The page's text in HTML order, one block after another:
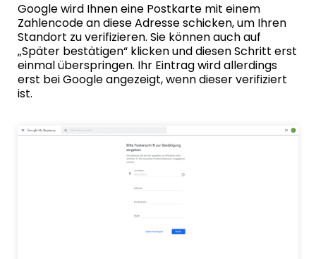
Google wird Ihnen eine Postkarte mit einem
Zahlencode an diese Adresse schicken, um Ihren
Standort zu verifizieren. Sie können auch auf
„Später bestätigen“ klicken und diesen Schritt erst
einmal überspringen. Ihr Eintrag wird allerdings
erst bei Google angezeigt, wenn dieser verifiziert
ist.